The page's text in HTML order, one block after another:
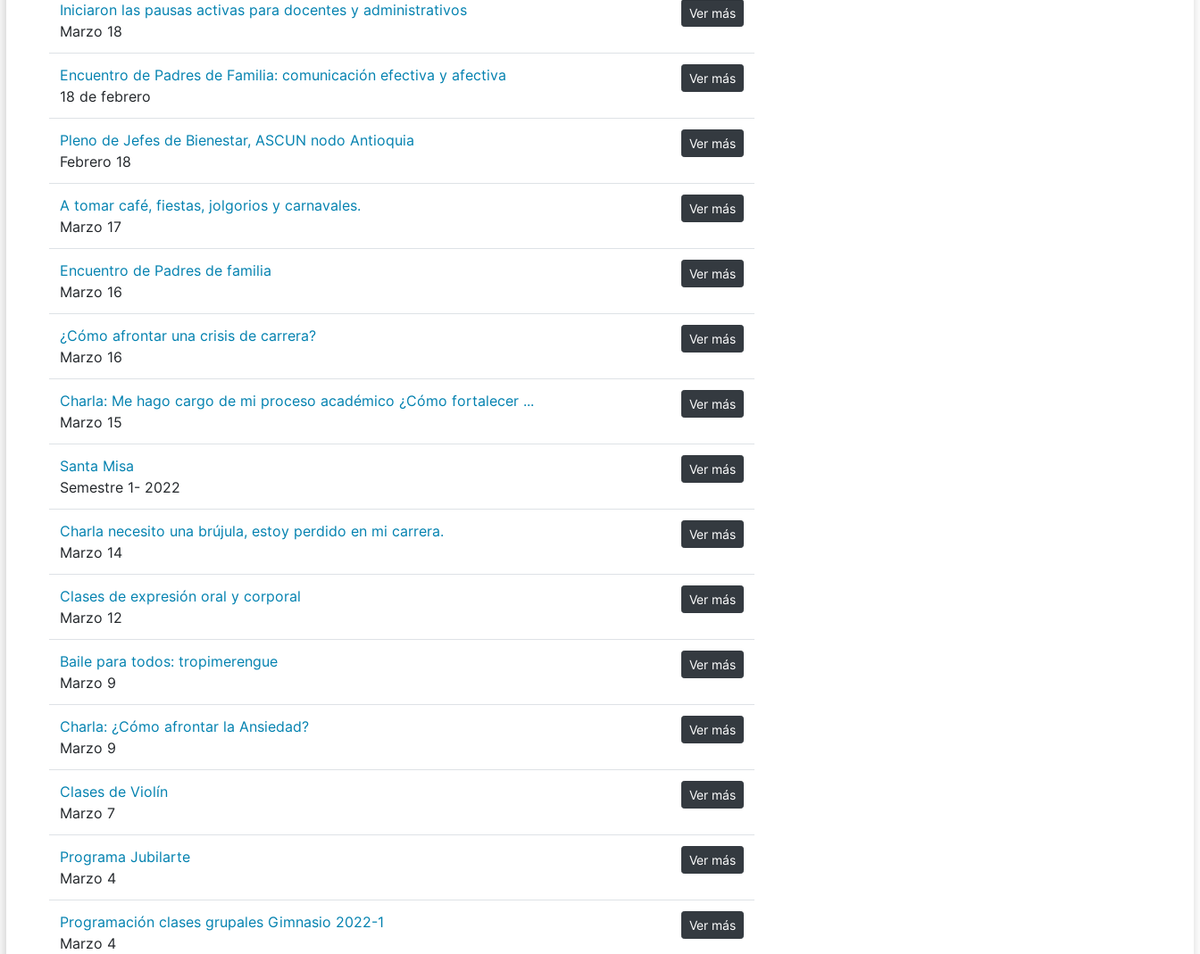
Iniciaron las pausas activas para docentes y administrativos
Marzo 18
Ver más
Encuentro de Padres de Familia: comunicación efectiva y afectiva
18 de febrero
Ver más
Pleno de Jefes de Bienestar, ASCUN nodo Antioquia
Febrero 18
Ver más
A tomar café, fiestas, jolgorios y carnavales.
Marzo 17
Ver más
Encuentro de Padres de familia
Marzo 16
Ver más
¿Cómo afrontar una crisis de carrera?
Marzo 16
Ver más
Charla: Me hago cargo de mi proceso académico ¿Cómo fortalecer ...
Marzo 15
Ver más
Santa Misa
Semestre 1- 2022
Ver más
Charla necesito una brújula, estoy perdido en mi carrera.
Marzo 14
Ver más
Clases de expresión oral y corporal
Marzo 12
Ver más
Baile para todos: tropimerengue
Marzo 9
Ver más
Charla: ¿Cómo afrontar la Ansiedad?
Marzo 9
Ver más
Clases de Violín
Marzo 7
Ver más
Programa Jubilarte
Marzo 4
Ver más
Programación clases grupales Gimnasio 2022-1
Marzo 4
Ver más